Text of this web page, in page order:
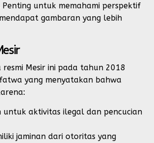
untuk memahami perspektif
gambaran yang lebih
Mesir ini pada tahun 2018
yang menyatakan bahwa
untuk aktivitas ilegal dan pencucian
jaminan dari otoritas yang